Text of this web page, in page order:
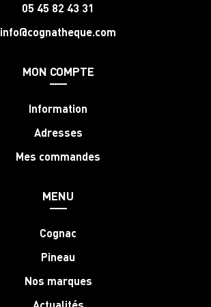
05 45 82 43 31
info@cognatheque.com
MON COMPTE
Information
Adresses
Mes commandes
MENU
Cognac
Pineau
Nos marques